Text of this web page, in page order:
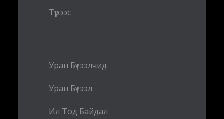
Түрээс
Уран Бүтээлчид
Уран Бүтээл
Ил Тод Байдал